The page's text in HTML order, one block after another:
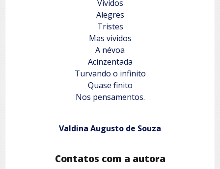
Vividos
Alegres
Tristes
Mas vividos
A névoa
Acinzentada
Turvando o infinito
Quase finito
Nos pensamentos.
Valdina Augusto de Souza
Contatos com a autora